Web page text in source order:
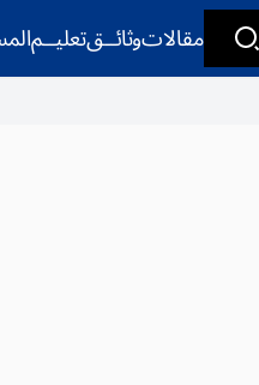
مقالاتوثائــقتعليــم